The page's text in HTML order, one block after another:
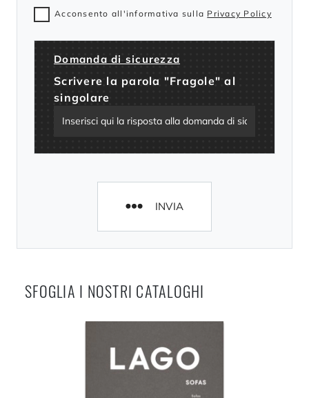
Acconsento all'informativa sulla Privacy Policy
Domanda di sicurezza
Scrivere la parola "Fragole" al
singolare
INVIA
SFOGLIA I NOSTRI CATALOGHI